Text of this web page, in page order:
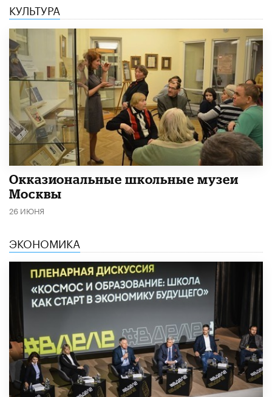
КУЛЬТУРА
​Окказиональные школьные музеи
Москвы
26 ИЮНЯ
ЭКОНОМИКА